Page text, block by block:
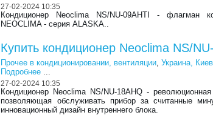
27-02-2024 10:35
Кондиционер Neoclima NS/NU-09AHTI - флагман
NEOCLIMA - серия ALASKA..
Купить кондиционер Neoclima NS/
Прочее в кондиционировании, вентиляции,Украина,
Подробнее ...
27-02-2024 10:35
Кондиционер Neoclima NS/NU-18AHQ - революционная
позволяющая обслуживать прибор за считанные
инновационный дизайн внутреннего блока.